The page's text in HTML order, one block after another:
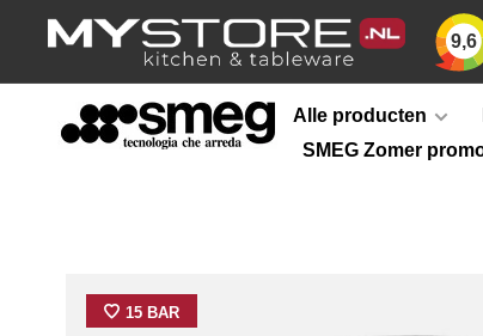
9,6
Alle producten
SMEG Zomer
15 BAR